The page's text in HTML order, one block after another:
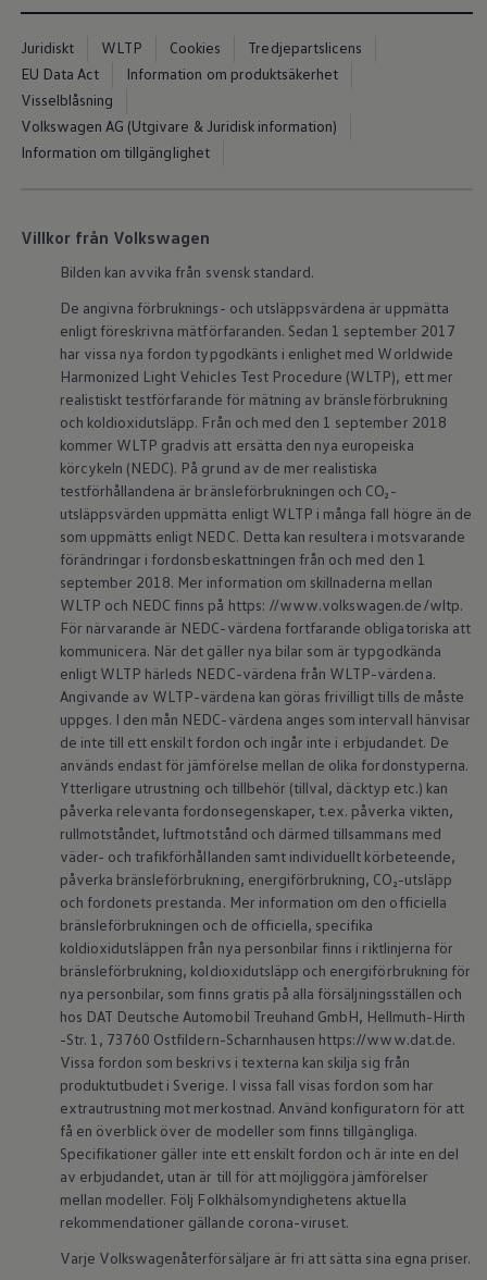
ID.7
ID. Cross
ID. Buzz
Våra laddhybrider
Golf GTE
Laddning och räckvidd
FAQ: Laddning och räckvidd
Hur betalar jag för laddning?
Laddning för din elbil
Karta över laddstationer
Plug & Charge
We Charge
Laddboxen ID. Charger
Vad innebär "räckvidd enligt WLTP?"
Tekniken i elbilen
Klimatanläggning
Värmepump
Bromssystemet i ID.
Batterigaranti och underhåll
ID. Högspänningsbatteri
GTX: Elektrisk prestanda
Elbilsbatteriets råvaror
Mjukvaruuppdateringar för ID.
Enkelt förklarat – så fungerar din ID.
Vanliga frågor
ID. Drivers Club
Service av elbilar
Företag
Business Lease
Företagsleasing
Personalbil
Bonus malus
TCO - Total ägandekostnad
Ordlista
Fleet Interface Data
Millån
Köpa
Bygg din bil
Erbjudanden
Boka provkörning
Vilken Volkswagen passar dig?
Offertförfrågan
Hitta din återförsäljare
Köp tillbehör
Finansiering
Privatleasing Online
Privatleasing Online
Finansiering
Leasing
Lån
Serviceavtal & Försäkring
Volkswagen Serviceavtal
Volkswagen försäkring
Volkswagen Betalskydd
Boka provkörning
Offertförfrågan
Hitta din återförsäljare
Om Volkswagen
Juridiskt WLTP Cookies
Tredjepartslicens
EU Data Act
Information om produktsäkerhet
Visselblåsning
Volkswagen AG (Utgivare & Juridisk information)
Information om tillgänglighet
Villkor från Volkswagen
Bilden kan avvika från svensk standard.
De angivna förbruknings- och utsläppsvärdena är uppmätta
enligt föreskrivna mätförfaranden. Sedan 1 september 2017
har vissa nya fordon typgodkänts i enlighet med Worldwide
Harmonized Light Vehicles Test Procedure (WLTP), ett mer
realistiskt testförfarande för mätning av bränsleförbrukning
och koldioxidutsläpp. Från och med den 1 september 2018
kommer WLTP gradvis att ersätta den nya europeiska
körcykeln (NEDC). På grund av de mer realistiska
testförhållandena är bränsleförbrukningen och CO₂-
utsläppsvärden uppmätta enligt WLTP i många fall högre än de
som uppmätts enligt NEDC. Detta kan resultera i motsvarande
förändringar i fordonsbeskattningen från och med den 1
september 2018. Mer information om skillnaderna mellan
WLTP och NEDC finns på https: //www.volkswagen.de/wltp.
För närvarande är NEDC-värdena fortfarande obligatoriska att
kommunicera. När det gäller nya bilar som är typgodkända
enligt WLTP härleds NEDC-värdena från WLTP-värdena.
Angivande av WLTP-värdena kan göras frivilligt tills de måste
uppges. I den mån NEDC-värdena anges som intervall hänvisar
de inte till ett enskilt fordon och ingår inte i erbjudandet. De
används endast för jämförelse mellan de olika fordonstyperna.
Ytterligare utrustning och tillbehör (tillval, däcktyp etc.) kan
påverka relevanta fordonsegenskaper, t.ex. påverka vikten,
rullmotståndet, luftmotstånd och därmed tillsammans med
väder- och trafikförhållanden samt individuellt körbeteende,
påverka bränsleförbrukning, energiförbrukning, CO₂-utsläpp
och fordonets prestanda. Mer information om den officiella
bränsleförbrukningen och de officiella, specifika
koldioxidutsläppen från nya personbilar finns i riktlinjerna för
bränsleförbrukning, koldioxidutsläpp och energiförbrukning för
nya personbilar, som finns gratis på alla försäljningsställen och
hos DAT Deutsche Automobil Treuhand GmbH, Hellmuth-Hirth
-Str. 1, 73760 Ostfildern-Scharnhausen https://www.dat.de.
Vissa fordon som beskrivs i texterna kan skilja sig från
produktutbudet i Sverige. I vissa fall visas fordon som har
extrautrustning mot merkostnad. Använd konfiguratorn för att
få en överblick över de modeller som finns tillgängliga.
Specifikationer gäller inte ett enskilt fordon och är inte en del
av erbjudandet, utan är till för att möjliggöra jämförelser
mellan modeller. Följ Folkhälsomyndighetens aktuella
rekommendationer gällande corona-viruset.
Varje Volkswagenåterförsäljare är fri att sätta sina egna priser.